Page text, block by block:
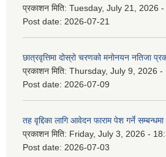
प्रकाशन मिति: Tuesday, July 21, 2026 -
Post date: 2026-07-21
छात्रवृत्तिमा दोस्रो चरणको मनोनयन नतिजा
प्रकाशन मिति: Thursday, July 9, 2026 -
Post date: 2026-07-09
तह वृद्दिका लागि आवेदन फाराम पेश गर्ने सम्बन्धमा
प्रकाशन मिति: Friday, July 3, 2026 -
Post date: 2026-07-03